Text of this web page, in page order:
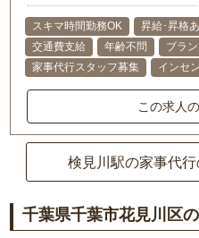
スキマ時間勤務OK 昇給･昇格
交通費支給
年齢不問 ブラ
家事代行スタッフ募集
インセ
この求人
検見川駅の家事代
千葉県千葉市花見川区